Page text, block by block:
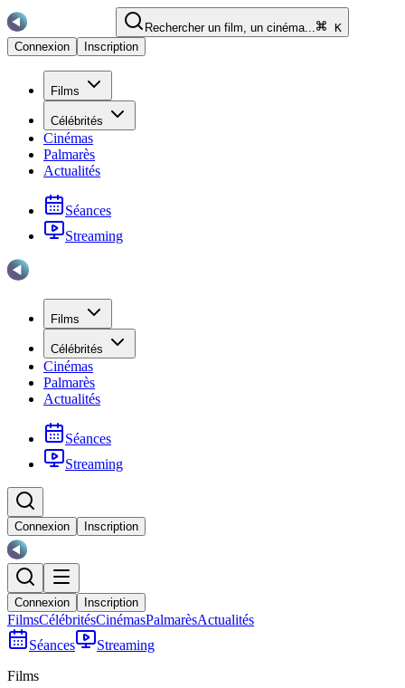
Rechercher un film, un cinéma...
K
Connexion
Inscription
Films
Célébrités
Cinémas
Palmarès
Actualités
Séances
Streaming
Films
Célébrités
Cinémas
Palmarès
Actualités
Séances
Streaming
Connexion Inscription
Connexion Inscription
FilmsCélébritésCinémasPalmarèsActualités
Séances
Streaming
Films